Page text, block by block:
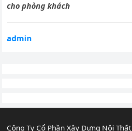
cho phòng khách
admin
Công Ty Cổ Phần Xây Dựng Nội